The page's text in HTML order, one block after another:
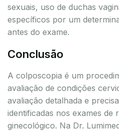
sexuais, uso de duchas
específicos por um
antes do exame.
Conclusão
A colposcopia é um
avaliação de condições
avaliação detalhada e
identificadas nos exames de
ginecológico. Na Dr.